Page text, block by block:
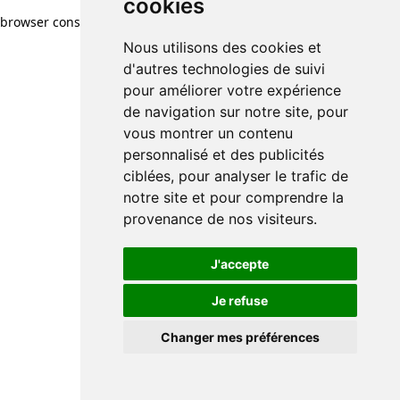
cookies
Nous utilisons des cookies et
d'autres technologies de suivi
pour améliorer votre expérience
de navigation sur notre site, pour
vous montrer un contenu
personnalisé et des publicités
ciblées, pour analyser le trafic de
notre site et pour comprendre la
provenance de nos visiteurs.
J'accepte
Je refuse
Changer mes préférences
browser console for more information)